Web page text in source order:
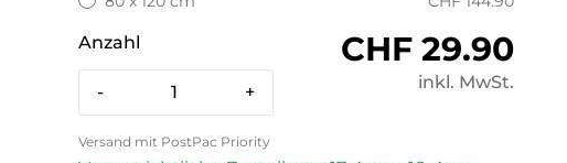
Anzahl
- +
Normaler
CHF 29.90
inkl. MwSt.
Versand mit PostPac Priority